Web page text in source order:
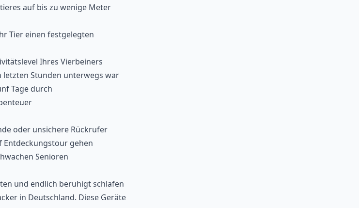
auf bis zu wenige Meter
Tier einen festgelegten
Ihres Vierbeiners
letzten Stunden unterwegs war
Tage durch
oder unsichere Rückrufer
Entdeckungstour gehen
Senioren
und endlich beruhigt schlafen
in Deutschland. Diese Geräte